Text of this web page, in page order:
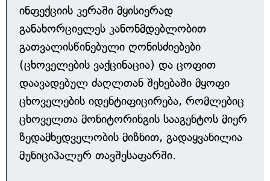
ინფექციის კერაში მყისიერად
განახორციელეს კანონმდებლობით
გათვალისწინებული ღონისძიებები
(ცხოველების ვაქცინაცია) და ცოფით
დაავადებულ ძაღლთან შეხებაში მყოფი
ცხოველების იდენტიფიცირება, რომლებიც
ცხოველთა მონიტორინგის სააგენტოს მიერ
ზედამხედველობის მიზნით, გადაყვანილია
მუნიციპალურ თავშესაფარში.